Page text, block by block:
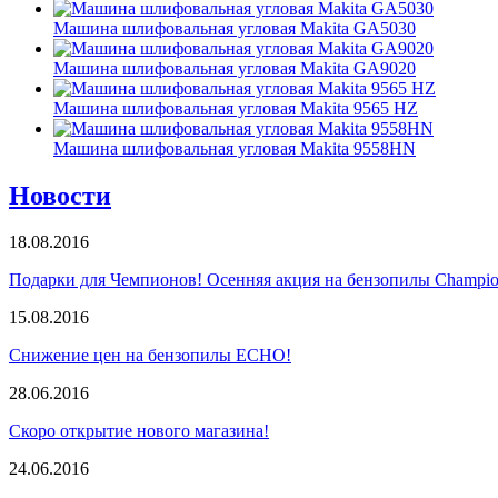
Машина шлифовальная угловая Makita GA5030
Машина шлифовальная угловая Makita GA9020
Машина шлифовальная угловая Makita 9565 HZ
Машина шлифовальная угловая Makita 9558HN
Новости
18.08.2016
Подарки для Чемпионов! Осенняя акция на бензопилы
15.08.2016
Снижение цен на бензопилы ECHO!
28.06.2016
Скоро открытие нового магазина!
24.06.2016